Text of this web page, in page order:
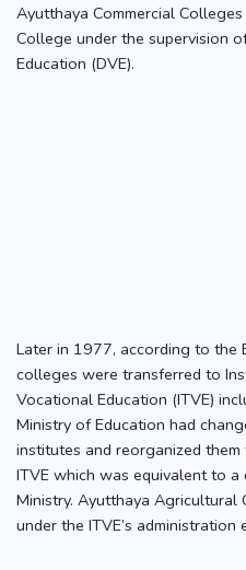
Ayutthaya Commercial
College under the supervision
Education (DVE).
Later in 1977, according to the
colleges were transferred to
Vocational Education (ITVE)
Ministry of Education had
institutes and reorganized
ITVE which was equivalent to
Ministry. Ayutthaya Agricultural
under the ITVE’s administration